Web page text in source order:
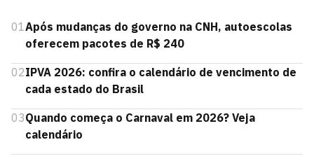
01Após mudanças do governo na CNH, autoescolas
oferecem pacotes de R$ 240
02IPVA 2026: confira o calendário de vencimento de
cada estado do Brasil
03Quando começa o Carnaval em 2026? Veja
calendário